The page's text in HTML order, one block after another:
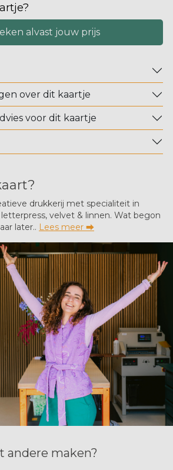
alvast jouw prijs
over dit kaartje
voor dit kaartje
drukkerij met specialiteit in
velvet & linnen. Wat begon
later.. Lees meer ⮕
andere maken?